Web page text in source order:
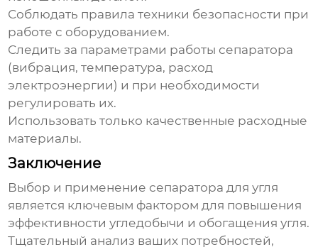
Соблюдать правила техники безопасности при
работе с оборудованием.
Следить за параметрами работы сепаратора
(вибрация, температура, расход
электроэнергии) и при необходимости
регулировать их.
Использовать только качественные расходные
материалы.
Заключение
Выбор и применение сепаратора для угля
является ключевым фактором для повышения
эффективности угледобычи и обогащения угля.
Тщательный анализ ваших потребностей,